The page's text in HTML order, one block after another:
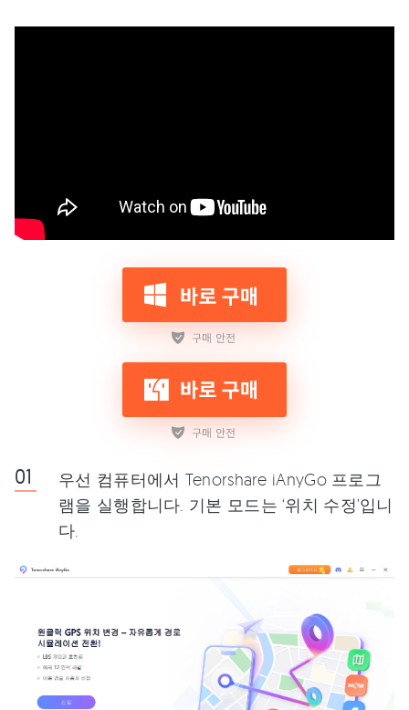
우선 컴퓨터에서 Tenorshare iAnyGo 프로그
램을 실행합니다. 기본 모드는 ‘위치 수정’입니
다.